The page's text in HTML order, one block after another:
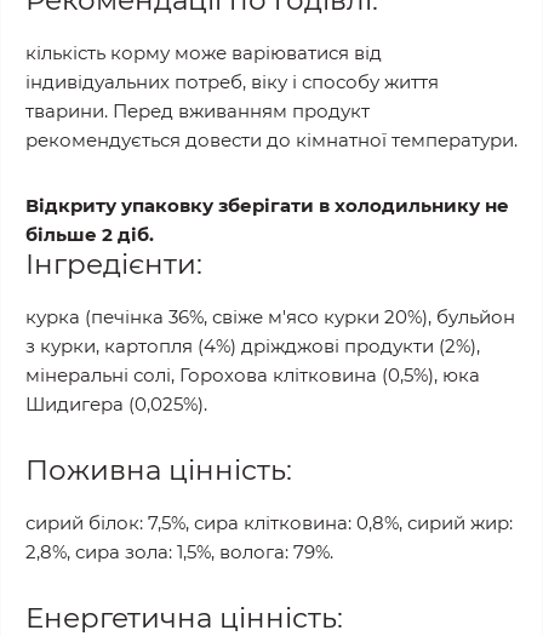
кількість корму може варіюватися від
індивідуальних потреб, віку і способу життя
тварини. Перед вживанням продукт
рекомендується довести до кімнатної температури.
Відкриту упаковку зберігати в холодильнику не
більше 2 діб.
Інгредієнти:
курка (печінка 36%, свіже м'ясо курки 20%), бульйон
з курки, картопля (4%) дріжджові продукти (2%),
мінеральні солі, Горохова клітковина (0,5%), юка
Шидигера (0,025%).
Поживна цінність:
сирий білок: 7,5%, сира клітковина: 0,8%, сирий жир:
2,8%, сира зола: 1,5%, волога: 79%.
Енергетична цінність: